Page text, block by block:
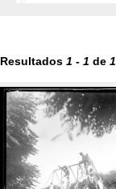
Resultados 1 - 1 de 1